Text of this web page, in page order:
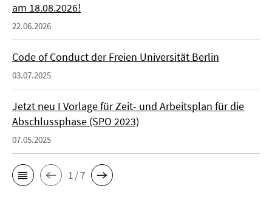
am 18.08.2026!
22.06.2026
Code of Conduct der Freien Universität Berlin
03.07.2025
Jetzt neu I Vorlage für Zeit- und Arbeitsplan für die
Abschlussphase (SPO 2023)
07.05.2025
1 / 7